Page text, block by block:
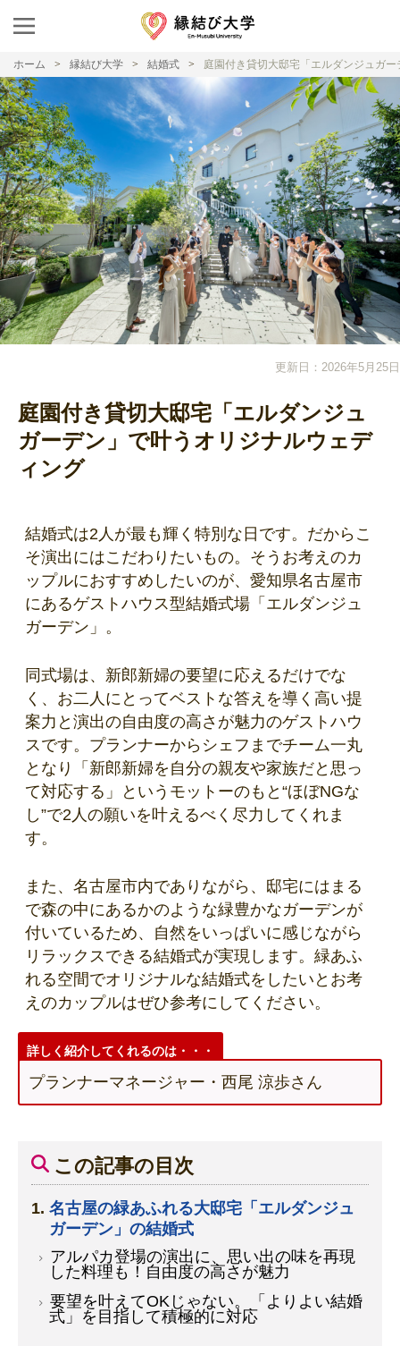
ホーム 縁結び大学 結婚式 庭園付き貸切大邸宅「エルダンジュガ
更新日：2026年5月25日
庭園付き貸切大邸宅「エルダンジュ
ガーデン」で叶うオリジナルウェデ
ィング
結婚式は2人が最も輝く特別な日です。だからこ
そ演出にはこだわりたいもの。そうお考えのカ
ップルにおすすめしたいのが、愛知県名古屋市
にあるゲストハウス型結婚式場「エルダンジュ
ガーデン」。
同式場は、新郎新婦の要望に応えるだけでな
く、お二人にとってベストな答えを導く高い提
案力と演出の自由度の高さが魅力のゲストハウ
スです。プランナーからシェフまでチーム一丸
となり「新郎新婦を自分の親友や家族だと思っ
て対応する」というモットーのもと“ほぼNGな
し”で2人の願いを叶えるべく尽力してくれま
す。
また、名古屋市内でありながら、邸宅にはまる
で森の中にあるかのような緑豊かなガーデンが
付いているため、自然をいっぱいに感じながら
リラックスできる結婚式が実現します。緑あふ
れる空間でオリジナルな結婚式をしたいとお考
えのカップルはぜひ参考にしてください。
詳しく紹介してくれるのは・・・
プランナーマネージャー・西尾 涼歩さん
この記事の目次
名古屋の緑あふれる大邸宅「エルダンジュ
ガーデン」の結婚式
アルパカ登場の演出に、思い出の味を再現
した料理も！自由度の高さが魅力
要望を叶えてOKじゃない。「よりよい結婚
式」を目指して積極的に対応